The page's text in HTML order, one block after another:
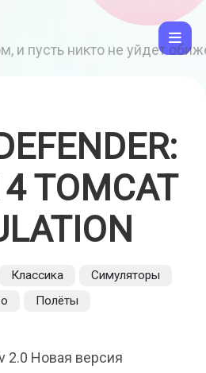
и пусть никто не уйдет
TOMCAT
Классика
Симуляторы
Полёты
2.0 Новая версия